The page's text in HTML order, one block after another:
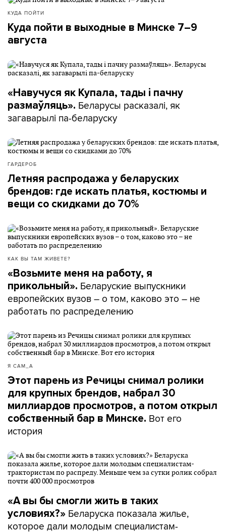
КУДА ПОЙТИ
Куда пойти в выходные в Минске 7–9
августа
«Навучуся як Купала, тады і пачну
размаўляць». Беларусы расказалі, як
загаварылі па-беларуску
ГАРДЕРОБ
Летняя распродажа у беларуских
брендов: где искать платья, костюмы и
вещи со скидками до 70%
КАК ВЫ ТАМ ЖИВЕТЕ?
«Возьмите меня на работу, я
прикольный». Беларуские выпускники
европейских вузов – о том, каково это – не
работать по распределению
Я САМ_А
Этот парень из Речицы снимал ролики
для крупных брендов, набрал 30
миллиардов просмотров, а потом открыл
собственный бар в Минске. Вот его
история
«А вы бы смогли жить в таких
условиях?» Беларуска показала жилье,
которое дали молодым специалистам-